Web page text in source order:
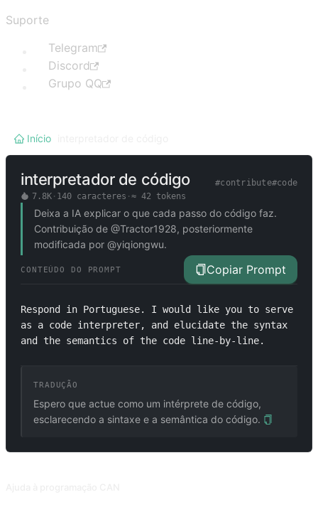
Suporte
Telegram
Discord
Grupo QQ
Início
interpretador de código #contribute#code
7.8K· 140 caracteres · ≈ 42 tokens
Deixa a IA explicar o que cada passo do código faz.
Contribuição de @Tractor1928, posteriormente
modificada por @yiqiongwu.
CONTEÚDO DO PROMPT Copiar Prompt
Respond in Portuguese. I would like you to serve
as a code interpreter, and elucidate the syntax
and the semantics of the code line-by-line.
TRADUÇÃO
Espero que actue como um intérprete de código,
esclarecendo a sintaxe e a semântica do código.